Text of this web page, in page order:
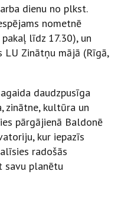
dienu no plkst.
nometnē
līdz 17.30), un
LU Zinātņu mājā (Rīgā,
daudzpusīga
zinātne, kultūra un
pārgājienā Baldonē
kur iepazīs
radošās
savu planētu